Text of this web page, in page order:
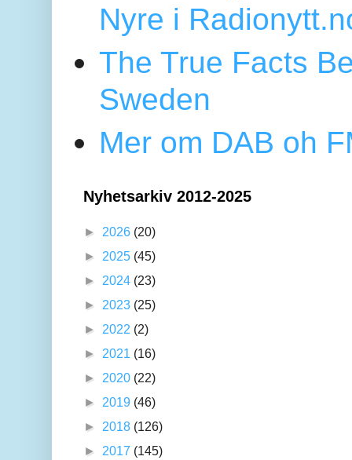
Nyre i
The True Facts
Sweden
Mer om DAB oh
Nyhetsarkiv 2012-2025
► 2026 (20)
► 2025 (45)
► 2024 (23)
► 2023 (25)
► 2022 (2)
► 2021 (16)
► 2020 (22)
► 2019 (46)
► 2018 (126)
► 2017 (145)